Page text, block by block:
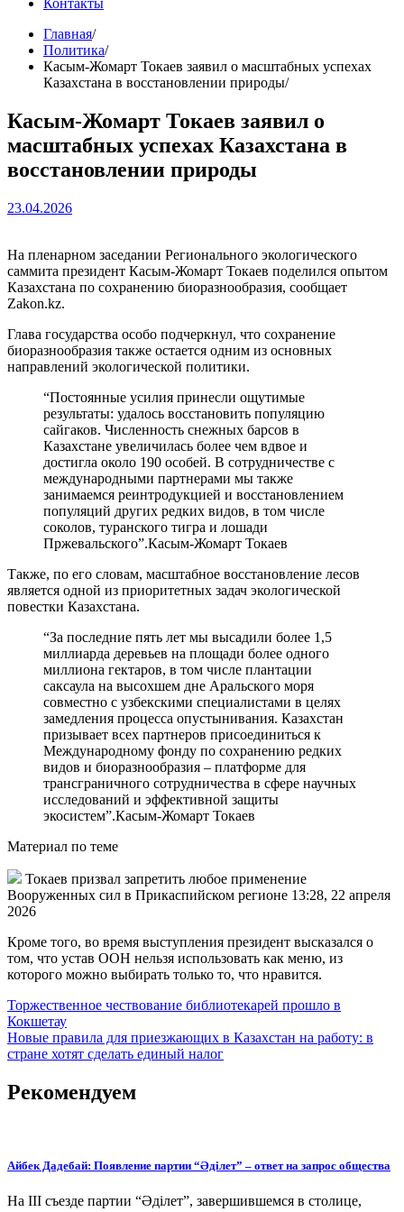
Контакты
Главная
Политика
Касым-Жомарт Токаев заявил о масштабных успехах
Казахстана в восстановлении природы
Касым-Жомарт Токаев заявил о
масштабных успехах Казахстана в
восстановлении природы
23.04.2026
На пленарном заседании Регионального экологического
саммита президент Касым-Жомарт Токаев поделился опытом
Казахстана по сохранению биоразнообразия, сообщает
Zakon.kz.
Глава государства особо подчеркнул, что сохранение
биоразнообразия также остается одним из основных
направлений экологической политики.
“Постоянные усилия принесли ощутимые
результаты: удалось восстановить популяцию
сайгаков. Численность снежных барсов в
Казахстане увеличилась более чем вдвое и
достигла около 190 особей. В сотрудничестве с
международными партнерами мы также
занимаемся реинтродукцией и восстановлением
популяций других редких видов, в том числе
соколов, туранского тигра и лошади
Пржевальского”.Касым-Жомарт Токаев
Также, по его словам, масштабное восстановление лесов
является одной из приоритетных задач экологической
повестки Казахстана.
“За последние пять лет мы высадили более 1,5
миллиарда деревьев на площади более одного
миллиона гектаров, в том числе плантации
саксаула на высохшем дне Аральского моря
совместно с узбекскими специалистами в целях
замедления процесса опустынивания. Казахстан
призывает всех партнеров присоединиться к
Международному фонду по сохранению редких
видов и биоразнообразия – платформе для
трансграничного сотрудничества в сфере научных
исследований и эффективной защиты
экосистем”.Касым-Жомарт Токаев
Материал по теме
Токаев призвал запретить любое применение
Вооруженных сил в Прикаспийском регионе 13:28, 22 апреля
2026
Кроме того, во время выступления президент высказался о
том, что устав ООН нельзя использовать как меню, из
которого можно выбирать только то, что нравится.
Навигация
по
записям
Торжественное чествование библиотекарей прошло в
Кокшетау
Новые правила для приезжающих в Казахстан на работу: в
стране хотят сделать единый налог
Рекомендуем
Айбек Дадебай: Появление партии “Әділет” – ответ на запрос общества
На III съезде партии “Әділет”, завершившемся в столице,